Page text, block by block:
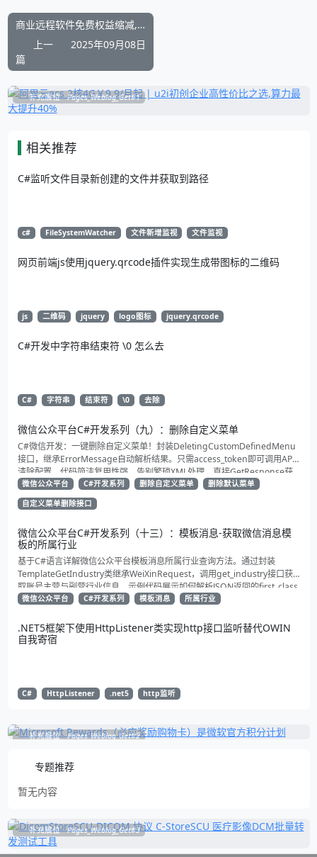
商业远程软件免费权益缩减,开源RustDesk成新选择
上一
篇
2025年09月08日
补充展位 Pages_Weblog_Get#1
相关推荐
C#监听文件目录新创建的文件并获取到路径
c# FileSystemWatcher 文件新增监视 文件监视
网页前端js使用jquery.qrcode插件实现生成带图标的二维码
js 二维码 jquery logo图标 jquery.qrcode
C#开发中字符串结束符 \0 怎么去
C# 字符串 结束符 \0 去除
微信公众平台C#开发系列（九）：删除自定义菜单
C#微信开发：一键删除自定义菜单！封装DeletingCustomDefinedMenu
接口，继承ErrorMessage自动解析结果。只需access_token即可调用API
清除配置。代码简洁复用性强，告别繁琐XML处理，直接GetResponse获
取状态。适合动态管理公众号的开发者，建议收藏备用！
微信公众平台 C#开发系列 删除自定义菜单
删除默认菜单
自定义菜单删除接口
微信公众平台C#开发系列（十三）：模板消息-获取微信消息模
板的所属行业
基于C#语言详解微信公众平台模板消息所属行业查询方法。通过封装
TemplateGetIndustry类继承WeiXinRequest，调用get_industry接口获
取账号主营与副营行业信息。示例代码展示如何解析JSON返回的first_class
与second_class数据，为开发者提供合规通知场景开发支持
微信公众平台 C#开发系列 模板消息 所属行业
.NET5框架下使用HttpListener类实现http接口监听替代OWIN
自我寄宿
C# HttpListener .net5 http监听
补充展位 Pages_Weblog_Get#2
专题推荐
暂无内容
补充展位 Pages_Weblog_Get#3